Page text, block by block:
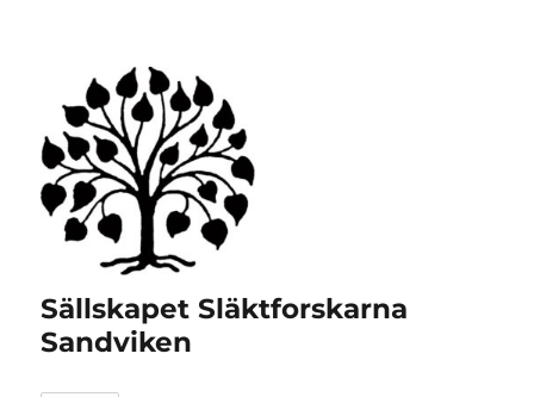
Sällskapet Släktforskarna
Sandviken